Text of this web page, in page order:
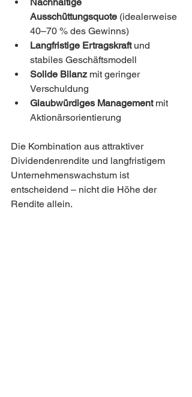
Ausschüttungsquote (idealerweise
40–70 % des Gewinns)
Langfristige Ertragskraft und
stabiles Geschäftsmodell
Solide Bilanz mit geringer
Verschuldung
Glaubwürdiges Management mit
Aktionärsorientierung
Die Kombination aus attraktiver
Dividendenrendite und langfristigem
Unternehmenswachstum ist
entscheidend – nicht die Höhe der
Rendite allein.